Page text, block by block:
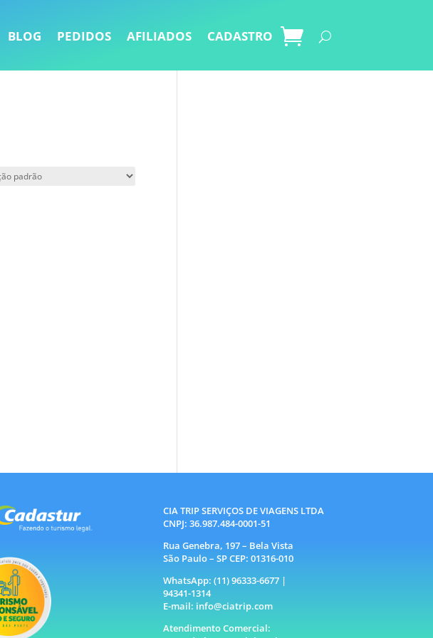
BLOG PEDIDOS AFILIADOS CADASTRO
CIA TRIP SERVIÇOS DE VIAGENS LTDA
CNPJ: 36.987.484-0001-51
Rua Genebra, 197 – Bela Vista
São Paulo – SP CEP: 01316-010
WhatsApp: (11) 96333-6677 |
94341-1314
E-mail: info@ciatrip.com
Atendimento Comercial: